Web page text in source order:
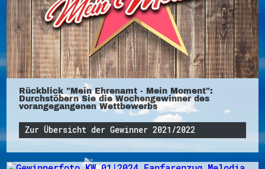
Rückblick "Mein Ehrenamt - Mein Moment":
Durchstöbern Sie die Wochengewinner des
vorangegangenen Wettbewerbs
Zur Übersicht der Gewinner 2021/2022